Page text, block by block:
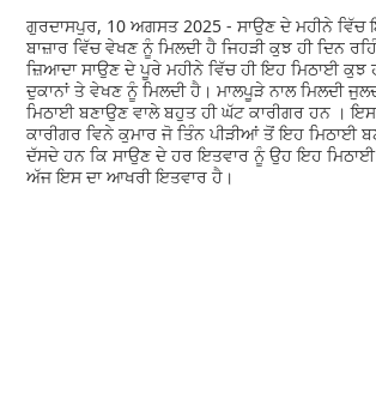
ਗੁਰਦਾਸਪੁਰ, 10 ਅਗਸਤ 2025 - ਸਾਉਣ ਦੇ ਮਹੀਨੇ ਵਿੱਚ
ਬਾਜ਼ਾਰ ਵਿੱਚ ਵੇਖਣ ਨੂੰ ਮਿਲਦੀ ਹੈ ਜਿਹੜੀ ਕੁਝ ਹੀ ਦਿਨ
ਜ਼ਿਆਦਾ ਸਾਉਣ ਦੇ ਪੂਰੇ ਮਹੀਨੇ ਵਿੱਚ ਹੀ ਇਹ ਮਿਠਾਈ
ਦੁਕਾਨਾਂ ਤੇ ਵੇਖਣ ਨੂੰ ਮਿਲਦੀ ਹੈ। ਮਾਲਪੂੜੇ ਨਾਲ ਮਿਲਦੀ
ਮਿਠਾਈ ਬਣਾਉਣ ਵਾਲੇ ਬਹੁਤ ਹੀ ਘੱਟ ਕਾਰੀਗਰ ਹਨ ।
ਕਾਰੀਗਰ ਵਿਨੇ ਕੁਮਾਰ ਜੋ ਤਿੰਨ ਪੀੜੀਆਂ ਤੋਂ ਇਹ ਮਿਠਾਈ
ਦੱਸਦੇ ਹਨ ਕਿ ਸਾਉਣ ਦੇ ਹਰ ਇਤਵਾਰ ਨੂੰ ਉਹ ਇਹ
ਅੱਜ ਇਸ ਦਾ ਆਖਰੀ ਇਤਵਾਰ ਹੈ।